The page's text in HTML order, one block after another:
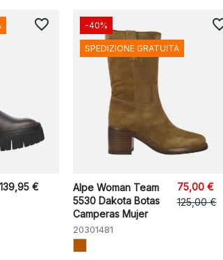
139,95 €
favorite_border
Alpe Woman Team
5530 Dakota Botas
Camperas Mujer
20301481
75,00 €
125,00 €
-40%
SPEDIZIONE GRATUITA